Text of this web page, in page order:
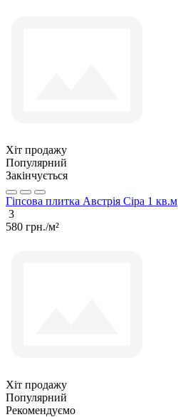
Хіт продажу
Популярний
Закінчується
Гіпсова плитка Австрія Сіра 1 кв.м
3
580 грн./м²
Хіт продажу
Популярний
Рекомендуємо